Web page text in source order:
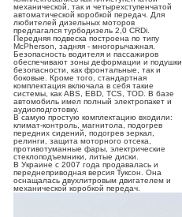
механической, так и четырехступенчатой
автоматической коробкой передач. Для
любителей дизельных моторов
предлагался турбодизель 2,0 CRDi.
Передняя подвеска построена по типу
McPherson, задняя - многорычажная.
Безопасность водителя и пассажиров
обеспечивают зоны деформации и подушки
безопасности, как фронтальные, так и
боковые. Кроме того, стандартная
комплектация включала в себя такие
системы, как ABS, EBD, TCS, TOD. В базе
автомобиль имел полный электропакет и
аудиоподготовку.
В самую простую комплектацию входили:
климат-контроль, магнитола, подогрев
передних сидений, подогрев зеркал,
релинги, защита моторного отсека,
противотуманные фары, электрические
стеклоподъемники, литые диски.
В Украине с 2007 года продавалась и
переднеприводная версия Туксон. Она
оснащалась двухлитровым двигателем и
механической коробкой передач.